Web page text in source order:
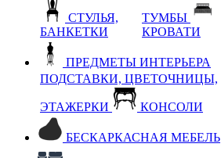
СТУЛЬЯ,
БАНКЕТКИ
ТУМБЫ
КРОВАТИ
ПРЕДМЕТЫ ИНТЕРЬЕРА
ПОДСТАВКИ, ЦВЕТОЧНИЦЫ,
ЭТАЖЕРКИ КОНСОЛИ
БЕСКАРКАСНАЯ МЕБЕЛЬ